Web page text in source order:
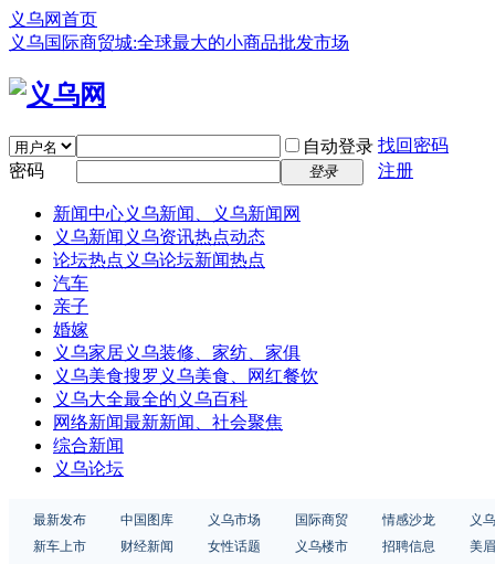
义乌网首页
义乌国际商贸城:全球最大的小商品批发市场
自动登录 找回密码
密码
登录 注册
新闻中心义乌新闻、义乌新闻网
义乌新闻 义乌资讯热点动态
论坛热点 义乌论坛新闻热点
汽车
亲子
婚嫁
义乌家居义乌装修、家纺、家俱
义乌美食搜罗义乌美食、网红餐饮
义乌大全最全的义乌百科
网络新闻最新新闻、社会聚焦
综合新闻
义乌论坛
最新发布 中国图库 义乌市场 国际商贸 情感沙龙
义
新车上市
财经新闻 女性话题 义乌楼市 招聘信息 美